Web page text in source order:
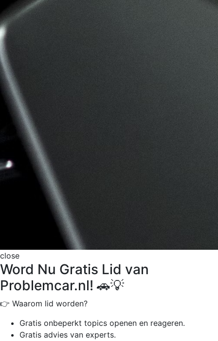
close
Word Nu Gratis Lid van
Problemcar.nl! 🚗💡
👉 Waarom lid worden?
Gratis onbeperkt topics openen en reageren.
Gratis advies van experts.